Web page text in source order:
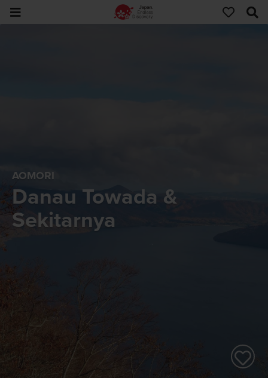
AOMORI
Danau Towada &
Sekitarnya